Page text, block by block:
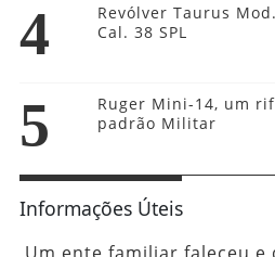
4
Revólver Taurus
Cal. 38 SPL
5
Ruger Mini-14, um
padrão Militar
Informações Úteis